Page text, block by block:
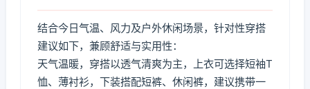
结合今日气温、风力及户外休闲场景，针对性穿搭
建议如下，兼顾舒适与实用性：
天气温暖，穿搭以透气清爽为主，上衣可选择短袖T
恤、薄衬衫，下装搭配短裤、休闲裤，建议携带一